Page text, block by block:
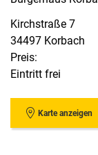
Kirchstraße 7
34497 Korbach
Preis:
Eintritt frei
Karte anzeigen